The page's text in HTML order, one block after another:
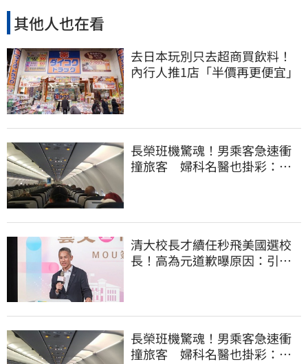
其他人也在看
去日本玩別只去超商買飲料！
內行人推1店「半價再更便宜」
長榮班機驚魂！男乘客急速衝
撞旅客 婦科名醫也掛彩：全
清大校長才續任秒飛美國選校
長！高為元道歉曝原因：引起
長榮班機驚魂！男乘客急速衝
撞旅客 婦科名醫也掛彩：全